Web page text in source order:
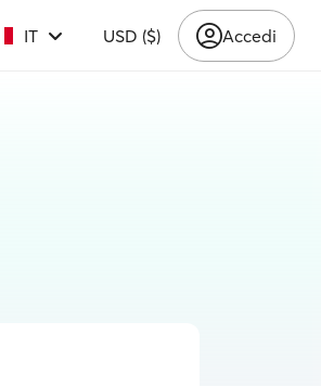
IT USD ($) Accedi